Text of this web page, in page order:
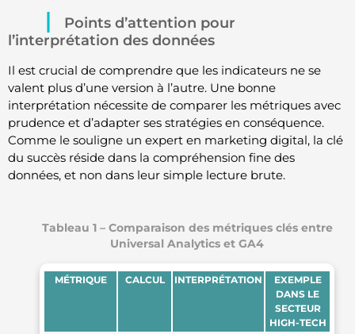
Points d’attention pour
l’interprétation des données
Il est crucial de comprendre que les indicateurs ne se
valent plus d’une version à l’autre. Une bonne
interprétation nécessite de comparer les métriques avec
prudence et d’adapter ses stratégies en conséquence.
Comme le souligne un expert en marketing digital, la clé
du succès réside dans la compréhension fine des
données, et non dans leur simple lecture brute.
Tableau 1 – Comparaison des métriques clés entre
Universal Analytics et GA4
MÉTRIQUE CALCUL INTERPRÉTATION
EXEMPLE
DANS LE
SECTEUR
HIGH-TECH